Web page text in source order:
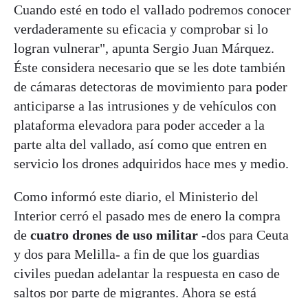
Cuando esté en todo el vallado podremos conocer
verdaderamente su eficacia y comprobar si lo
logran vulnerar", apunta Sergio Juan Márquez.
Éste considera necesario que se les dote también
de cámaras detectoras de movimiento para poder
anticiparse a las intrusiones y de vehículos con
plataforma elevadora para poder acceder a la
parte alta del vallado, así como que entren en
servicio los drones adquiridos hace mes y medio.
Como informó este diario, el Ministerio del
Interior cerró el pasado mes de enero la compra
de cuatro drones de uso militar -dos para Ceuta
y dos para Melilla- a fin de que los guardias
civiles puedan adelantar la respuesta en caso de
saltos por parte de migrantes. Ahora se está